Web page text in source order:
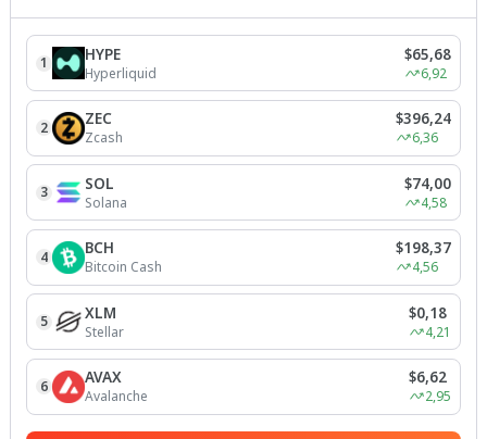
1 HYPE
Hyperliquid
$65,68
6,92
2 ZEC
Zcash
$396,24
6,36
3 SOL
Solana
$74,00
4,58
4 BCH
Bitcoin Cash
$198,37
4,56
5 XLM
Stellar
$0,18
4,21
6 AVAX
Avalanche
$6,62
2,95